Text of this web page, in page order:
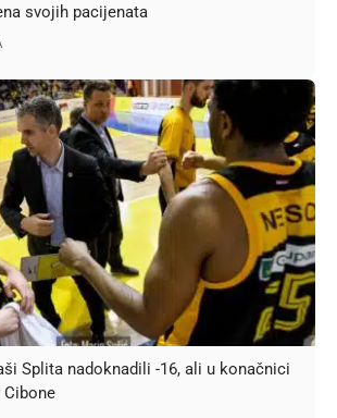
svojih pacijenata
Splita nadoknadili -16, ali u konačnici
Cibone